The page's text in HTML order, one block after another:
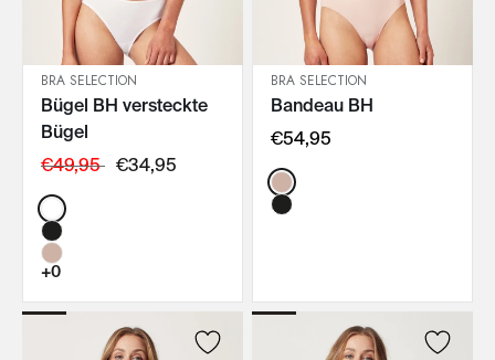
IN DEN WARENKORB
BRA SELECTION
Bügel BH versteckte
Bügel
€49,95 €34,95
Color:
+0
IN DEN WARENKORB
BRA SELECTION
Bandeau BH
€54,95
Color: